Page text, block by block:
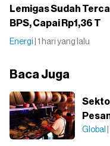
Lemigas Sudah
BPS, Capai Rp1,36 T
Energi | 1 hari yang lalu
Baca Juga
Global